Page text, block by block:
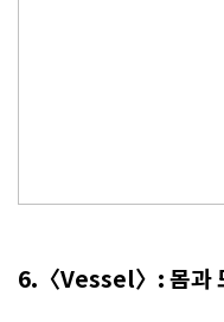
6.〈Vessel〉: 몸과